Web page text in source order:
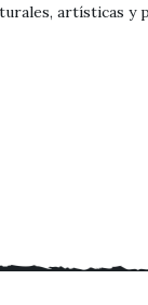
artísticas y